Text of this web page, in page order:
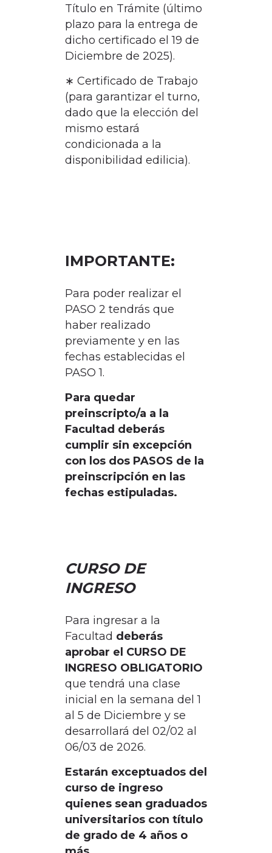
Título en Trámite (último
plazo para la entrega de
dicho certificado el 19 de
Diciembre de 2025).
∗ Certificado de Trabajo
(para garantizar el turno,
dado que la elección del
mismo estará
condicionada a la
disponibilidad edilicia).
IMPORTANTE:
Para poder realizar el
PASO 2 tendrás que
haber realizado
previamente y en las
fechas establecidas el
PASO 1.
Para quedar
preinscripto/a a la
Facultad deberás
cumplir sin excepción
con los dos PASOS de la
preinscripción en las
fechas estipuladas.
CURSO DE
INGRESO
Para ingresar a la
Facultad deberás
aprobar el CURSO DE
INGRESO OBLIGATORIO
que tendrá una clase
inicial en la semana del 1
al 5 de Diciembre y se
desarrollará del 02/02 al
06/03 de 2026.
Estarán exceptuados del
curso de ingreso
quienes sean graduados
universitarios con título
de grado de 4 años o